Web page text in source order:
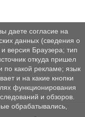
даете согласие на
данных (сведения о
версия Браузера; тип
откуда пришел
по какой рекламе; язык
и на какие кнопки
функционирования
и обзоров.
обрабатывались,